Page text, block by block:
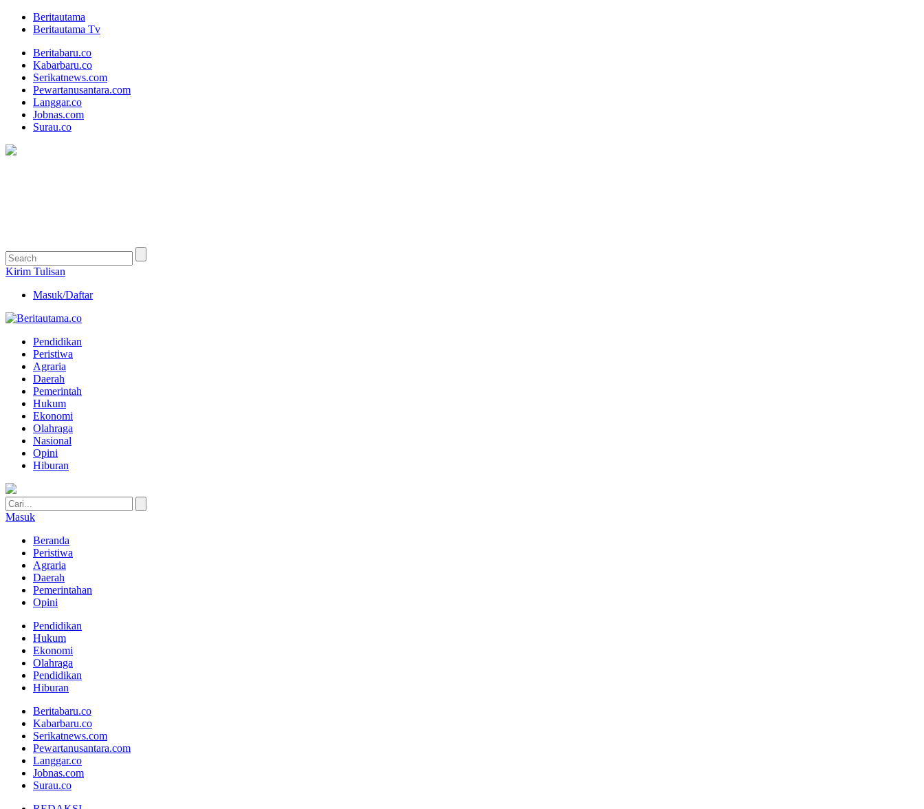
Beritautama
Beritautama Tv
Beritabaru.co
Kabarbaru.co
Serikatnews.com
Pewartanusantara.com
Langgar.co
Jobnas.com
Surau.co
Kirim Tulisan
Masuk/Daftar
Pendidikan
Peristiwa
Agraria
Daerah
Pemerintah
Hukum
Ekonomi
Olahraga
Nasional
Opini
Hiburan
Masuk
Beranda
Peristiwa
Agraria
Daerah
Pemerintahan
Opini
Pendidikan
Hukum
Ekonomi
Olahraga
Pendidikan
Hiburan
Beritabaru.co
Kabarbaru.co
Serikatnews.com
Pewartanusantara.com
Langgar.co
Jobnas.com
Surau.co